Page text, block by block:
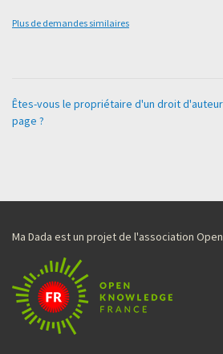
Plus de demandes similaires
Êtes-vous le propriétaire d'un droit
page ?
Ma Dada est un projet de l'association